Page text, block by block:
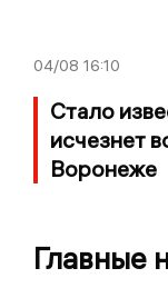
04/08 16:10
Стало
исчезнет
Воронеже
Главные